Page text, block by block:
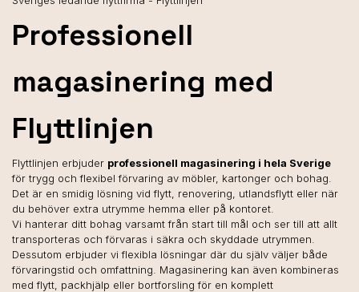
Professionell
magasinering med
Flyttlinjen
Flyttlinjen erbjuder professionell magasinering i hela Sverige
för trygg och flexibel förvaring av möbler, kartonger och bohag.
Det är en smidig lösning vid flytt, renovering, utlandsflytt eller när
du behöver extra utrymme hemma eller på kontoret.
Vi hanterar ditt bohag varsamt från start till mål och ser till att allt
transporteras och förvaras i säkra och skyddade utrymmen.
Dessutom erbjuder vi flexibla lösningar där du själv väljer både
förvaringstid och omfattning. Magasinering kan även kombineras
med flytt, packhjälp eller bortforsling för en komplett